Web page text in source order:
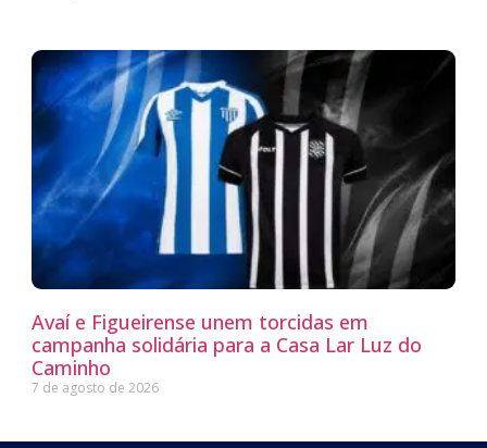
Avaí e Figueirense unem torcidas em
campanha solidária para a Casa Lar Luz do
Caminho
7 de agosto de 2026